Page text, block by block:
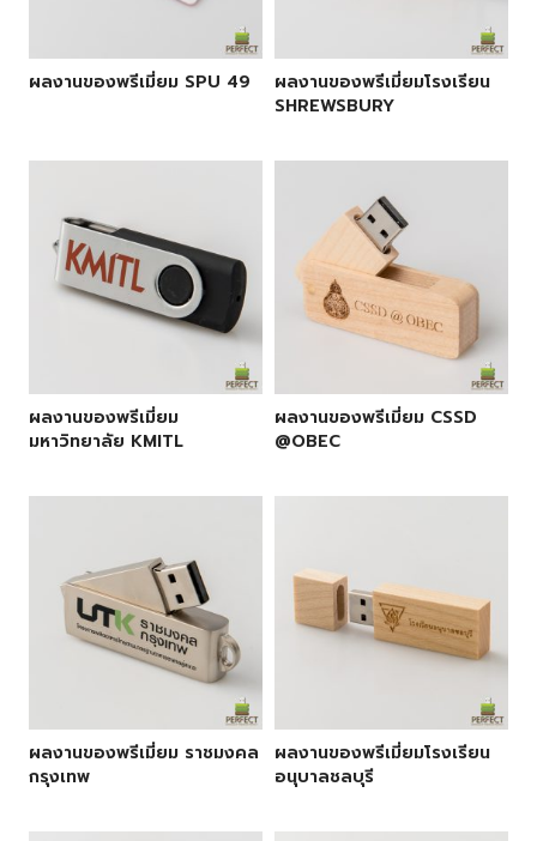
ผลงานของพรีเมี่ยม SPU 49
ผลงานของพรีเมี่ยมโรงเรียน
SHREWSBURY
ผลงานของพรีเมี่ยม
มหาวิทยาลัย KMITL
ผลงานของพรีเมี่ยม CSSD
@OBEC
ผลงานของพรีเมี่ยม ราชมงคล
กรุงเทพ
ผลงานของพรีเมี่ยมโรงเรียน
อนุบาลชลบุรี